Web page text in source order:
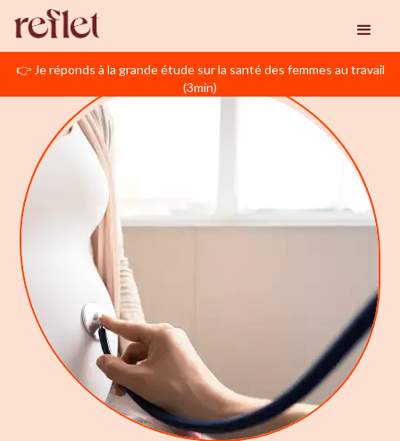
👉 Je réponds à la grande étude sur la santé des femmes au travail
(3min)